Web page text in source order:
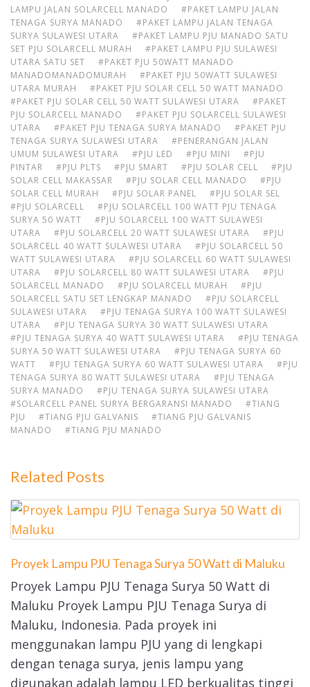
LAMPU JALAN SOLARCELL MANADO
#PAKET LAMPU JALAN
TENAGA SURYA MANADO
#PAKET LAMPU JALAN TENAGA
SURYA SULAWESI UTARA
#PAKET LAMPU PJU MANADO SATU
SET PJU SOLARCELL MURAH
#PAKET LAMPU PJU SULAWESI
UTARA SATU SET
#PAKET PJU 50WATT MANADO
MANADOMANADOMURAH
#PAKET PJU 50WATT SULAWESI
UTARA MURAH
#PAKET PJU SOLAR CELL 50 WATT MANADO
#PAKET PJU SOLAR CELL 50 WATT SULAWESI UTARA
#PAKET
PJU SOLARCELL MANADO
#PAKET PJU SOLARCELL SULAWESI
UTARA
#PAKET PJU TENAGA SURYA MANADO
#PAKET PJU
TENAGA SURYA SULAWESI UTARA
#PENERANGAN JALAN
UMUM SULAWESI UTARA
#PJU LED #PJU MINI
#PJU
PINTAR
#PJU PLTS #PJU SMART #PJU SOLAR CELL
#PJU
SOLAR CELL MAKASSAR
#PJU SOLAR CELL MANADO
#PJU
SOLAR CELL MURAH
#PJU SOLAR PANEL
#PJU SOLAR SEL
#PJU SOLARCELL
#PJU SOLARCELL 100 WATT PJU TENAGA
SURYA 50 WATT
#PJU SOLARCELL 100 WATT SULAWESI
UTARA
#PJU SOLARCELL 20 WATT SULAWESI UTARA
#PJU
SOLARCELL 40 WATT SULAWESI UTARA
#PJU SOLARCELL 50
WATT SULAWESI UTARA
#PJU SOLARCELL 60 WATT SULAWESI
UTARA
#PJU SOLARCELL 80 WATT SULAWESI UTARA
#PJU
SOLARCELL MANADO
#PJU SOLARCELL MURAH
#PJU
SOLARCELL SATU SET LENGKAP MANADO
#PJU SOLARCELL
SULAWESI UTARA
#PJU TENAGA SURYA 100 WATT SULAWESI
UTARA
#PJU TENAGA SURYA 30 WATT SULAWESI UTARA
#PJU TENAGA SURYA 40 WATT SULAWESI UTARA
#PJU TENAGA
SURYA 50 WATT SULAWESI UTARA
#PJU TENAGA SURYA 60
WATT
#PJU TENAGA SURYA 60 WATT SULAWESI UTARA
#PJU
TENAGA SURYA 80 WATT SULAWESI UTARA
#PJU TENAGA
SURYA MANADO
#PJU TENAGA SURYA SULAWESI UTARA
#SOLARCELL PANEL SURYA BERGARANSI MANADO
#TIANG
PJU
#TIANG PJU GALVANIS
#TIANG PJU GALVANIS
MANADO
#TIANG PJU MANADO
Related Posts
Proyek Lampu PJU Tenaga Surya 50 Watt di Maluku
Proyek Lampu PJU Tenaga Surya 50 Watt di
Maluku Proyek Lampu PJU Tenaga Surya di
Maluku, Indonesia. Pada proyek ini
menggunakan lampu PJU yang di lengkapi
dengan tenaga surya, jenis lampu yang
digunakan adalah lampu LED berkualitas tinggi